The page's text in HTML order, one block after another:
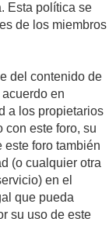
Esta política se
de los miembros
del contenido de
en
a los propietarios
con este foro, su
este foro también
(o cualquier otra
en el
que pueda
su uso de este